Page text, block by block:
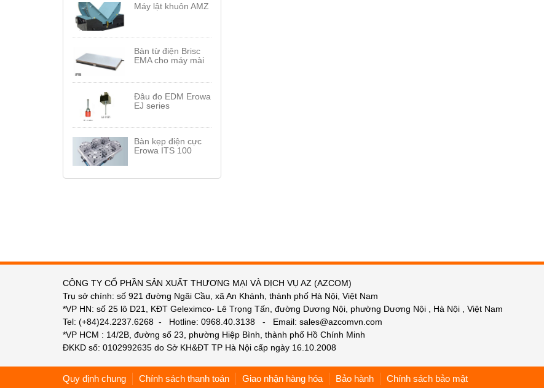
Máy lật khuôn AMZ
Bàn từ điện Brisc
EMA cho máy mài
Đâu đo EDM Erowa
EJ series
Bàn kẹp điện cực
Erowa ITS 100
CÔNG TY CỔ PHẦN SẢN XUẤT THƯƠNG MẠI VÀ DỊCH VỤ AZ (AZCOM)
Trụ sở chính: số 921 đường Ngãi Cầu, xã An Khánh, thành phố Hà Nội, Việt Nam
*VP HN: số 25 lô D21, KĐT Geleximco- Lê Trọng Tấn, đường Dương Nội, phường Dương Nội , Hà Nội , Việt Nam
Tel: (+84)24.2237.6268 - Hotline: 0968.40.3138 - Email: sales@azcomvn.com
*VP HCM : 14/2B, đường số 23, phường Hiệp Bình, thành phố Hồ Chính Minh
ĐKKD số: 0102992635 do Sở KH&ĐT TP Hà Nội cấp ngày 16.10.2008
Quy định chung Chính sách thanh toán Giao nhận hàng hóa Bảo hành Chính sách bảo mật